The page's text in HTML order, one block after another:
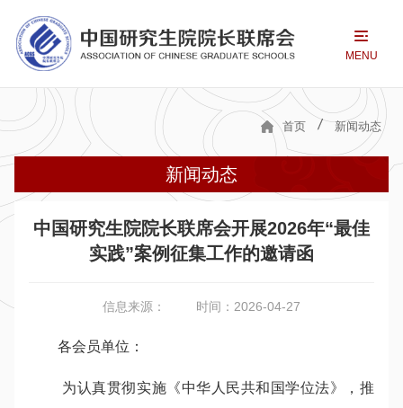
MENU
首页 新闻动态
新闻动态
中国研究生院院长联席会开展2026年“最佳
实践”案例征集工作的邀请函
信息来源： 时间：2026-04-27
各会员单位：
为认真贯彻实施《中华人民共和国学位法》，推